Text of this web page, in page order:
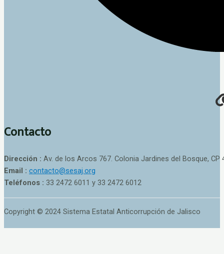
Contacto
Dirección : Av. de los Arcos 767. Colonia Jardines del Bosque, CP
Email : contacto@sesaj.org
Teléfonos : 33 2472 6011 y 33 2472 6012
Copyright © 2024 Sistema Estatal Anticorrupción de Jalisco